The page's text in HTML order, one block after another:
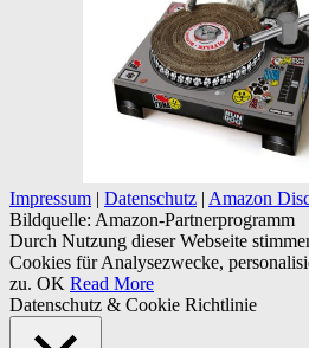
Impressum
Datenschutz Amazon
Bildquelle: Amazon-Partnerprogramm
Durch Nutzung dieser Webseite
Cookies für Analysezwecke,
zu. OK Read More
Datenschutz & Cookie Richtlinie